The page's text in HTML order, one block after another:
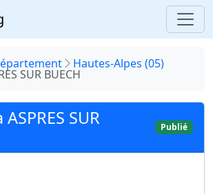
Hautes-Alpes (05)
SUR BUECH
SUR
Publié